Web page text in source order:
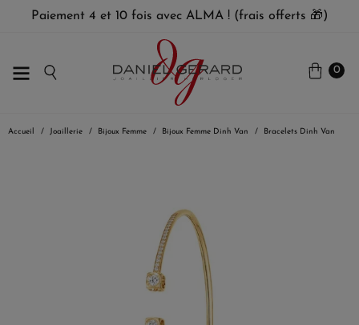
Paiement 4 et 10 fois avec ALMA ! (frais offerts 🎁)
0
Accueil Joaillerie Bijoux Femme Bijoux Femme Dinh Van Bracelets Dinh Van